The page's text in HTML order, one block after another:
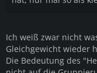
Ich weiß zwar nicht
Gleichgewicht wieder
Die Bedeutung des